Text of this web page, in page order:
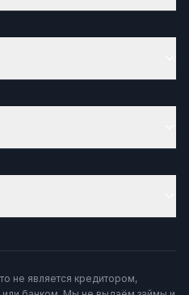
не является кредитором,